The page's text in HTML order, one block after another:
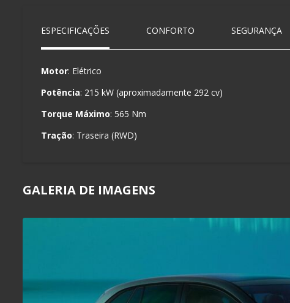
ESPECIFICAÇÕES CONFORTO SEGURANÇA
Motor : Elétrico
Potência : 215 kW (aproximadamente 292 cv)
Torque Máximo : 565 Nm
Tração : Traseira (RWD)
GALERIA DE IMAGENS